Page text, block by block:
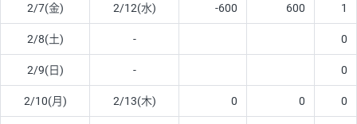
2/7(金) 2/12(水) -600 600 1
2/8(土) - 0
2/9(日) - 0
2/10(月) 2/13(木) 0 0 0